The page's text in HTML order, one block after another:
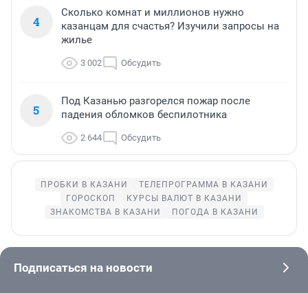
4
Сколько комнат и миллионов нужно
казанцам для счастья? Изучили запросы на
жилье
3 002 Обсудить
5
Под Казанью разгорелся пожар после
падения обломков беспилотника
2 644 Обсудить
ПРОБКИ В КАЗАНИ
ТЕЛЕПРОГРАММА В КАЗАНИ
ГОРОСКОП
КУРСЫ ВАЛЮТ В КАЗАНИ
ЗНАКОМСТВА В КАЗАНИ
ПОГОДА В КАЗАНИ
Подписаться на новости